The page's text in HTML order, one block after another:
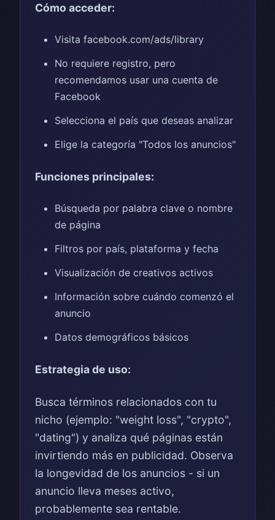
Cómo acceder:
Visita facebook.com/ads/library
No requiere registro, pero
recomendamos usar una cuenta de
Facebook
Selecciona el país que deseas analizar
Elige la categoría "Todos los anuncios"
Funciones principales:
Búsqueda por palabra clave o nombre
de página
Filtros por país, plataforma y fecha
Visualización de creativos activos
Información sobre cuándo comenzó el
anuncio
Datos demográficos básicos
Estrategia de uso:
Busca términos relacionados con tu
nicho (ejemplo: "weight loss", "crypto",
"dating") y analiza qué páginas están
invirtiendo más en publicidad. Observa
la longevidad de los anuncios - si un
anuncio lleva meses activo,
probablemente sea rentable.